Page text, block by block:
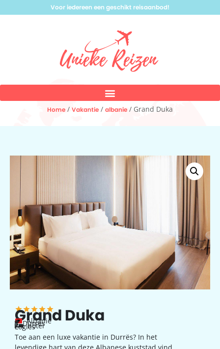
Voor iedereen een geschikt reisaanbod!
Home / Vakantie / albanie / Grand Duka
Grand Duka
Albanie
Durres
hotel
Logies
Toe aan een luxe vakantie in Durrës? In het